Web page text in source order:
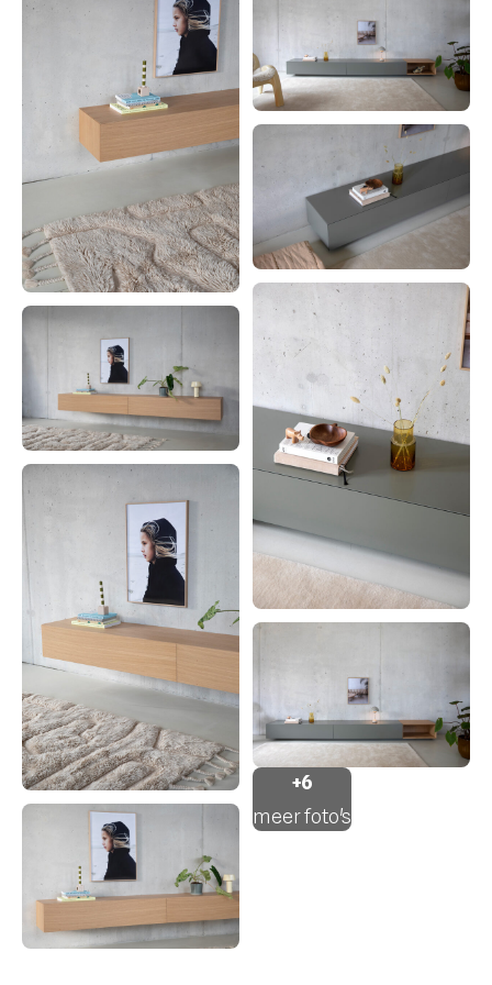
+6
meer foto's